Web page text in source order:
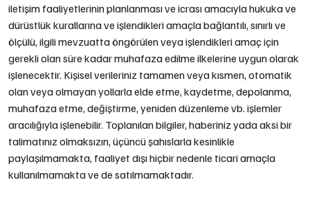
iletişim faaliyetlerinin planlanması ve icrası amacıyla hukuka ve
dürüstlük kurallarına ve işlendikleri amaçla bağlantılı, sınırlı ve
ölçülü, ilgili mevzuatta öngörülen veya işlendikleri amaç için
gerekli olan süre kadar muhafaza edilme ilkelerine uygun olarak
işlenecektir. Kişisel verileriniz tamamen veya kısmen, otomatik
olan veya olmayan yollarla elde etme, kaydetme, depolanma,
muhafaza etme, değiştirme, yeniden düzenleme vb. işlemler
aracılığıyla işlenebilir. Toplanılan bilgiler, haberiniz yada aksi bir
talimatınız olmaksızın, üçüncü şahıslarla kesinlikle
paylaşılmamakta, faaliyet dışı hiçbir nedenle ticari amaçla
kullanılmamakta ve de satılmamaktadır.